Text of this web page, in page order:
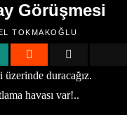
Görüşmesi
TOKMAKOĞLU
duracağız.
havası var!..